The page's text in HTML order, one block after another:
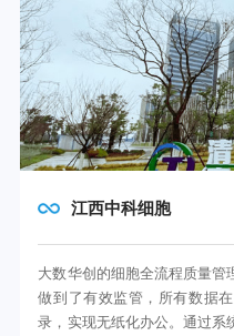
江西中科细胞
大数华创的细胞全流程质量管
做到了有效监管，所有数据
录，实现无纸化办公。通过系